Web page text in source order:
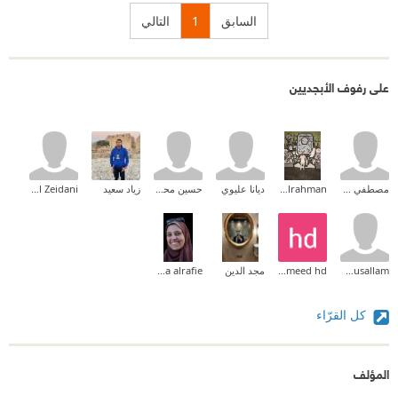
السابق 1 التالي
على رفوف الأبجديين
مصطفي شلش Omar Abdulrahman ديانا عليوي حسين محمد حسين زياد سعيد Nabil Zeidani
Jabor Almusallam
7ameed hd مجد الدين hoda alrafie
كل القرّاء
المؤلف